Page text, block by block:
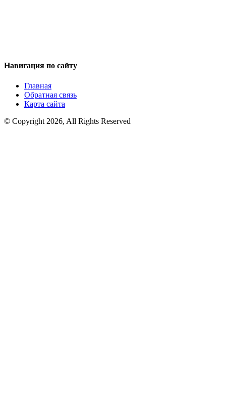
Навигация по сайту
Главная
Обратная связь
Карта сайта
© Copyright 2026, All Rights Reserved